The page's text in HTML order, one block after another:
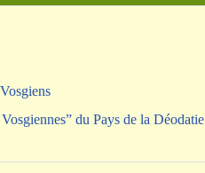
du Pays de la Déodatie